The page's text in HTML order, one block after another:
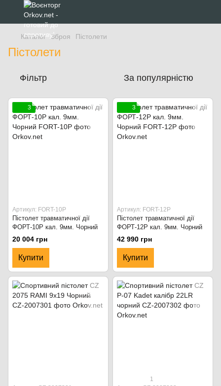
Каталог Зброя Пістолети
Пістолети
Фільтр За популярністю
3
Артикул: FORT-10P
Пістолет травматичної дії
ФОРТ-10P кал. 9мм. Чорний
20 004 грн
Купити
3
Артикул: FORT-12P
Пістолет травматичної дії
ФОРТ-12P кал. 9мм. Чорний
42 990 грн
Купити
1